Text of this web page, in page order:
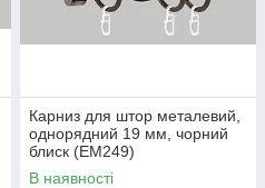
Карниз для штор металевий,
однорядний 19 мм, чорний
блиск (ЕМ249)
В наявності